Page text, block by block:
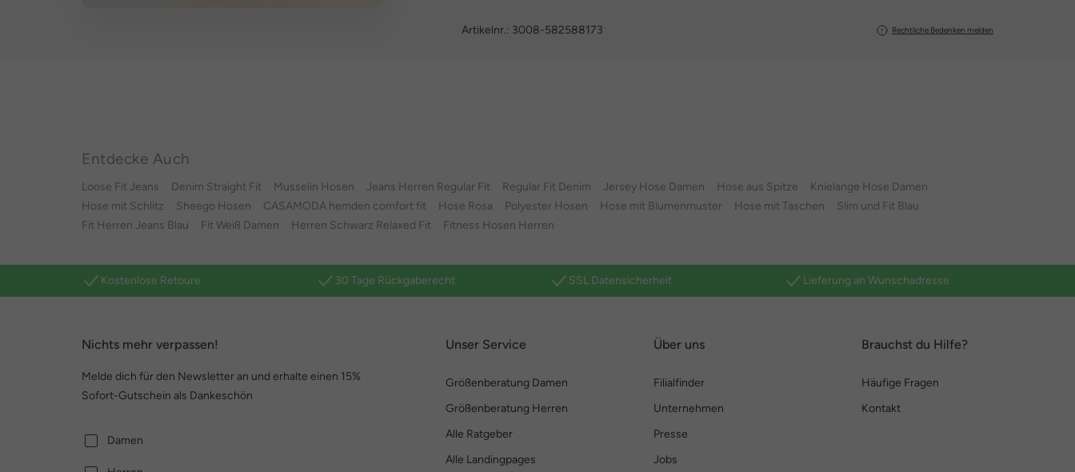
Artikelnr.: 3008-582588173 Rechtliche Bedenken melden
Entdecke Auch
Loose Fit Jeans Denim Straight Fit Musselin Hosen Jeans Herren Regular Fit Regular Fit Denim Jersey Hose Damen Hose aus Spitze
Knielange Hose Damen
Hose mit Schlitz
Sheego Hosen CASAMODA hemden comfort fit Hose Rosa Polyester Hosen Hose mit Blumenmuster Hose mit Taschen
Slim und Fit Blau
Fit Herren Jeans Blau
Fit Weiß Damen Herren Schwarz Relaxed Fit Fitness Hosen Herren
Kostenlose Retoure 30 Tage Rückgaberecht SSL Datensicherheit Lieferung an Wunschadresse
Nichts mehr verpassen!
Melde dich für den Newsletter an und erhalte einen 15%
Sofort-Gutschein als Dankeschön
Damen
Unser Service
Größenberatung Damen
Größenberatung Herren
Alle Ratgeber
Alle Landingpages
Über uns
Filialfinder
Unternehmen
Presse
Jobs
Brauchst du Hilfe?
Häufige Fragen
Kontakt